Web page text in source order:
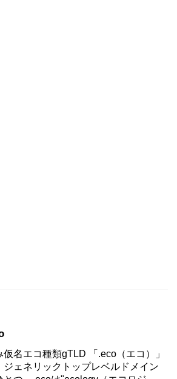
仮名エコ種類gTLD 「.eco（エコ）」
ジェネリックトップレベルドメイン